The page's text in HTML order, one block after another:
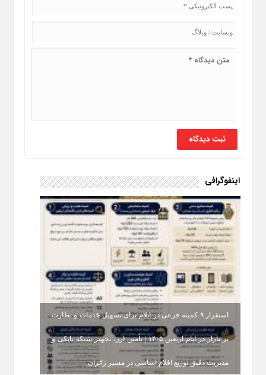
اینفوگرافی
استقرار ۹ کمیته فرعی در ایلام برای تسهیل خدمات و نظارت
بر بازار در ایام اربعین ۱۴۰۵ | تأمین ارز، تجهیز شبکه بانکی و
مدیریت دقیق توزیع اقلام اساسی در مسیر زائران